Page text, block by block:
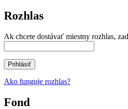
Rozhlas
Ak chcete dostávať miestny rozhlas,
Ako funguje rozhlas?
Fond